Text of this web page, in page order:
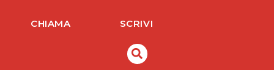
CHIAMA SCRIVI